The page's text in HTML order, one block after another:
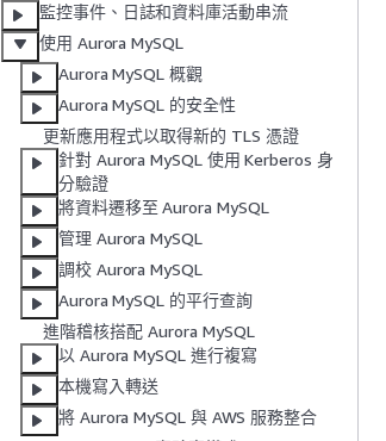
監控事件、日誌和資料庫活動串流
使用 Aurora MySQL
Aurora MySQL 概觀
Aurora MySQL 的安全性
更新應用程式以取得新的 TLS 憑證
針對 Aurora MySQL 使用 Kerberos 身
分驗證
將資料遷移至 Aurora MySQL
管理 Aurora MySQL
調校 Aurora MySQL
Aurora MySQL 的平行查詢
進階稽核搭配 Aurora MySQL
以 Aurora MySQL 進行複寫
本機寫入轉送
將 Aurora MySQL 與 AWS 服務整合